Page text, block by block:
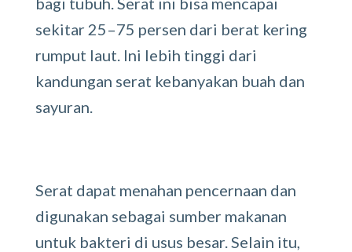
sekitar 25–75 persen dari berat kering
rumput laut. Ini lebih tinggi dari
kandungan serat kebanyakan buah dan
sayuran.
Serat dapat menahan pencernaan dan
digunakan sebagai sumber makanan
untuk bakteri di usus besar. Selain itu,